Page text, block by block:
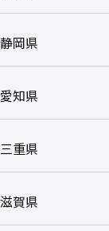
静岡県
愛知県
三重県
滋賀県